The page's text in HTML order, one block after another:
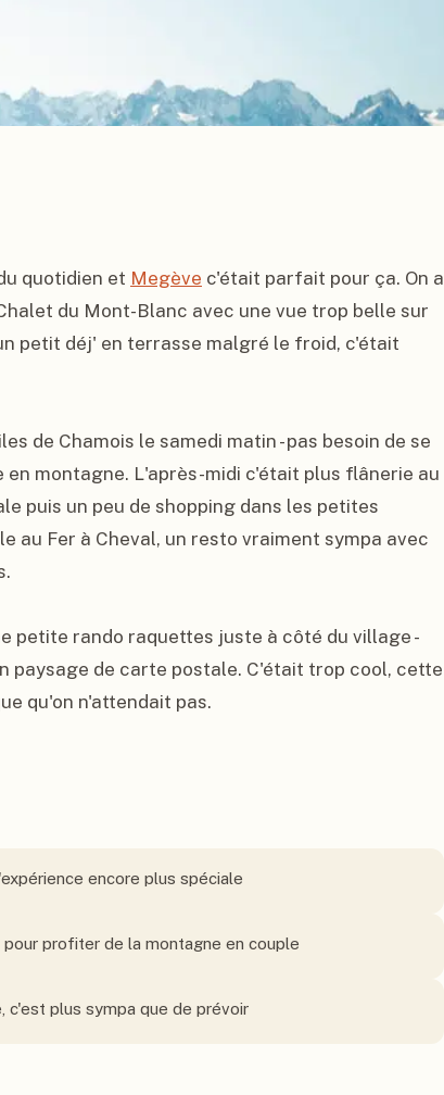
quotidien et Megève c'était parfait pour ça. On a
du Mont-Blanc avec une vue trop belle sur
petit déj' en terrasse malgré le froid, c'était
de Chamois le samedi matin - pas besoin de se
montagne. L'après-midi c'était plus flânerie au
puis un peu de shopping dans les petites
au Fer à Cheval, un resto vraiment sympa avec
petite rando raquettes juste à côté du village -
paysage de carte postale. C'était trop cool, cette
qu'on n'attendait pas.
encore plus spéciale
profiter de la montagne en couple
c'est plus sympa que de prévoir